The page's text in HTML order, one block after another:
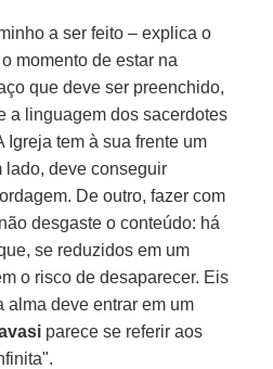
a ser feito – explica o
momento de estar na
que deve ser preenchido,
a linguagem dos sacerdotes
Igreja tem à sua frente um
lado, deve conseguir
De outro, fazer com
desgaste o conteúdo: há
se reduzidos em um
o risco de desaparecer. Eis
alma deve entrar em um
parece se referir aos